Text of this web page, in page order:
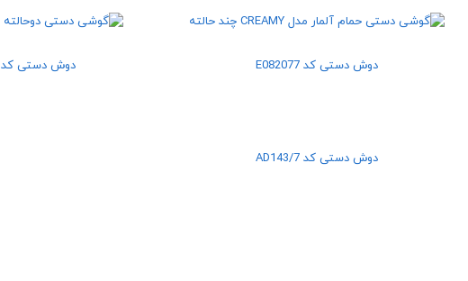
دوش دستی کد E082077 دوش دستی کد E082079
دوش دستی کد AD143/7